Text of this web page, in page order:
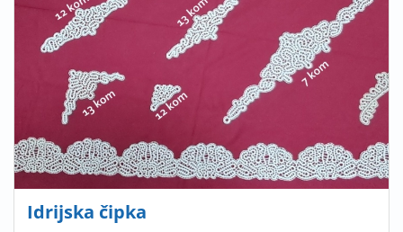
Idrijska čipka